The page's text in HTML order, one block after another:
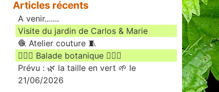
Articles récents
A venir.......
Visite du jardin de Carlos & Marie
🧶 Atelier couture 🧵
🚶🏻‍♀️ Balade botanique 🚶🏻‍♂️
Prévu : 🌿 la taille en vert 🌱 le
21/06/2026